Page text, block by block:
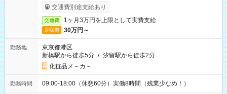
ービス利用可（利用条件有）
交通費別途支給あり
交通費 1ヶ月3万円を上限として実費支給
月収例 30万円～
勤務地
東京都港区
新橋駅から徒歩5分 / 汐留駅から徒歩2分
化粧品メ－カ－
勤務時間 09:00-18:00（休憩60分）実働8時間（残業少なめ！）